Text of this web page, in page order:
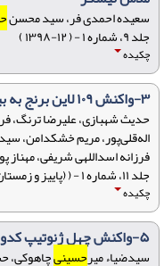
سعیده احمدی فر، سید محسن
جلد ۹، شماره ۱ - ( ۱۲-۱۳۹۸ )
چکیده
۳-واکنش ۱۰۹ لاین برنج به بیماری بلاست
حدیث شهبازی، علیرضا ترنگ،
اله‌قلی‌پور، مریم خشکدامن،
فرزانه اسداللهی شریفی، مهناز
جلد ۱۱، شماره ۱ - ( (پاییز و زمستان) ۱۴۰۰ )
چکیده
۵-واکنش چهل ژنوتیپ‌ کدوییان به ویروس موزاییک خیار
سیدضیاء میرحسینیچاهوکی،